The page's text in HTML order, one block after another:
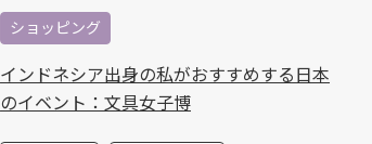
ショッピング
インドネシア出身の私がおすすめする日本
のイベント：文具女子博